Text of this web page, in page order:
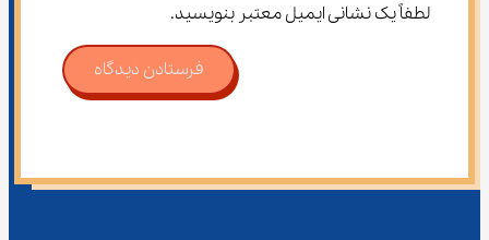
لطفاً یک نشانی ایمیل معتبر بنویسید.
فرستادن دیدگاه